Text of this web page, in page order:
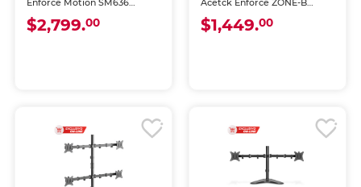
Enforce Motion SM636
Negro
$2,799.00
Acetck Enforce ZONE‑B
Negro
$1,449.00